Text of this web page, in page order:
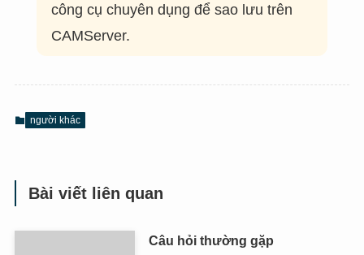
công cụ chuyên dụng để sao lưu trên
CAMServer.
người khác
Bài viết liên quan
Câu hỏi thường gặp